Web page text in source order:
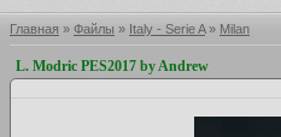
Главная » Файлы » Italy - Serie A» Milan
L. Modric PES2017 by Andrew